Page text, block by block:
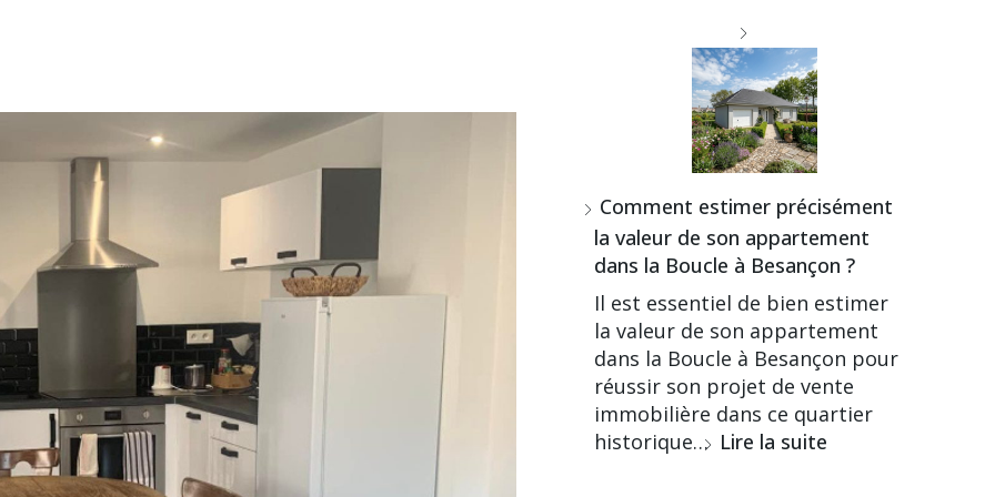
Comment estimer précisément
la valeur de son appartement
dans la Boucle à Besançon ?
Il est essentiel de bien estimer
la valeur de son appartement
dans la Boucle à Besançon pour
réussir son projet de vente
immobilière dans ce quartier
historique… Lire la suite